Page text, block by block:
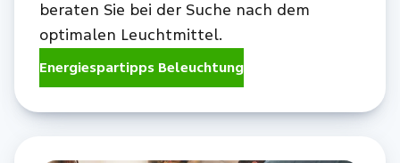
beraten Sie bei der Suche nach dem
optimalen Leuchtmittel.
Energiespartipps Beleuchtung